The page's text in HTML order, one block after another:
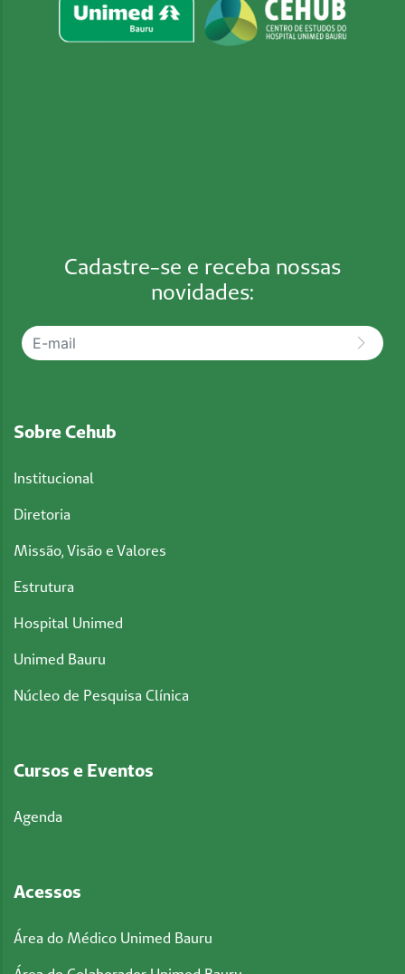
Cadastre-se e receba nossas
novidades:
Sobre Cehub
Institucional
Diretoria
Missão, Visão e Valores
Estrutura
Hospital Unimed
Unimed Bauru
Núcleo de Pesquisa Clínica
Cursos e Eventos
Agenda
Acessos
Área do Médico Unimed Bauru